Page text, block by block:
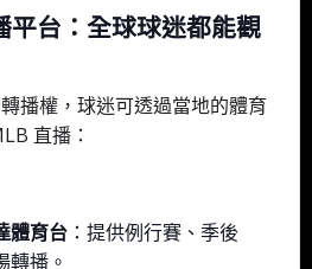
平台：全球球迷都能觀
播權，球迷可透過當地的體育
直播：
體育台 ：提供例行賽、季後
轉播。